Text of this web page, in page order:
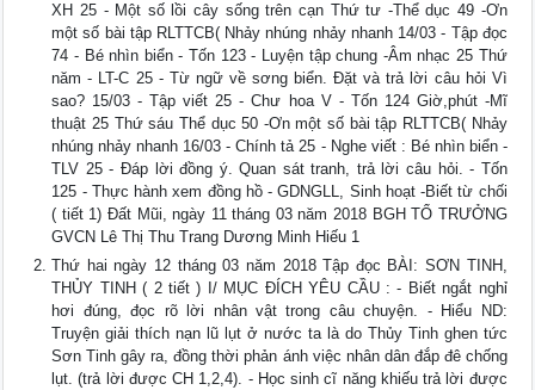
XH 25 - Một số lồi cây sống trên cạn Thứ tư -Thể dục 49 -Ơn
một số bài tập RLTTCB( Nhảy nhúng nhảy nhanh 14/03 - Tập đọc
74 - Bé nhìn biển - Tốn 123 - Luyện tập chung -Âm nhạc 25 Thứ
năm - LT-C 25 - Từ ngữ về sơng biển. Đặt và trả lời câu hỏi Vì
sao? 15/03 - Tập viết 25 - Chư hoa V - Tốn 124 Giờ,phút -Mĩ
thuật 25 Thứ sáu Thể dục 50 -Ơn một số bài tập RLTTCB( Nhảy
nhúng nhảy nhanh 16/03 - Chính tả 25 - Nghe viết : Bé nhìn biển -
TLV 25 - Đáp lời đồng ý. Quan sát tranh, trả lời câu hỏi. - Tốn
125 - Thực hành xem đồng hồ - GDNGLL, Sinh hoạt -Biết từ chối
( tiết 1) Đất Mũi, ngày 11 tháng 03 năm 2018 BGH TỔ TRƯỞNG
GVCN Lê Thị Thu Trang Dương Minh Hiếu 1
Thứ hai ngày 12 tháng 03 năm 2018 Tập đọc BÀI: SƠN TINH,
THỦY TINH ( 2 tiết ) I/ MỤC ĐÍCH YÊU CẦU : - Biết ngắt nghỉ
hơi đúng, đọc rõ lời nhân vật trong câu chuyện. - Hiểu ND:
Truyện giải thích nạn lũ lụt ở nước ta là do Thủy Tinh ghen tức
Sơn Tinh gây ra, đồng thời phản ánh việc nhân dân đắp đê chống
lụt. (trả lời được CH 1,2,4). - Học sinh cĩ năng khiếu trả lời được